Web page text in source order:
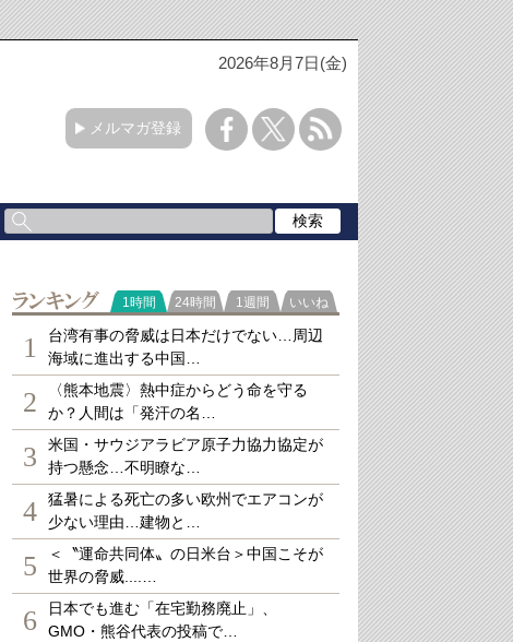
2026年8月7日(金)
メルマガ登録
ランキング
1時間 24時間 1週間 いいね
1
台湾有事の脅威は日本だけでない…周辺
海域に進出する中国…
2
〈熊本地震〉熱中症からどう命を守る
か？人間は「発汗の名…
3
米国・サウジアラビア原子力協力協定が
持つ懸念…不明瞭な…
4
猛暑による死亡の多い欧州でエアコンが
少ない理由…建物と…
5
＜〝運命共同体〟の日米台＞中国こそが
世界の脅威....…
6
日本でも進む「在宅勤務廃止」、
GMO・熊谷代表の投稿で…